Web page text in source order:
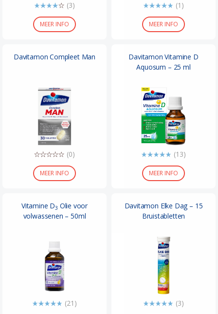
MEER INFO
(3)
MEER INFO
(1)
Davitamon Compleet Man
MEER INFO
(0)
Davitamon Vitamine D
Aquosum – 25 ml
MEER INFO
(13)
Vitamine D3 Olie voor
volwassenen – 50ml
(21)
Davitamon Elke Dag – 15
Bruistabletten
(3)